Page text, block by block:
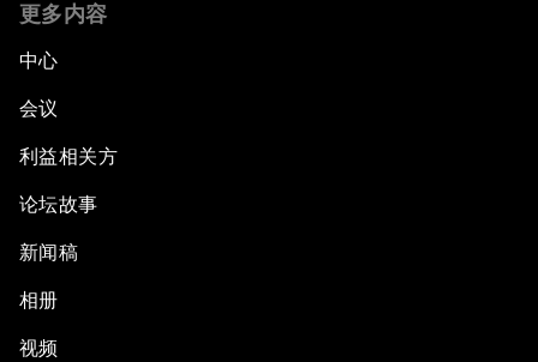
更多内容
中心
会议
利益相关方
论坛故事
新闻稿
相册
视频